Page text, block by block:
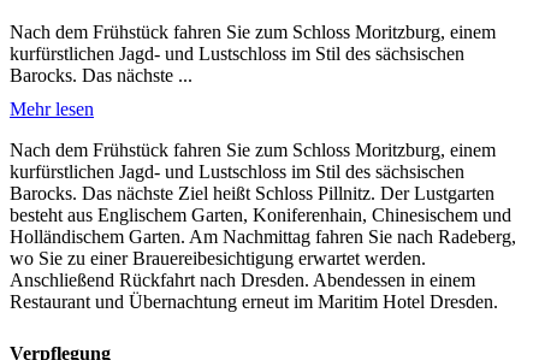
Nach dem Frühstück fahren Sie zum Schloss Moritzburg, einem
kurfürstlichen Jagd- und Lustschloss im Stil des sächsischen
Barocks. Das nächste ...
Mehr lesen
Nach dem Frühstück fahren Sie zum Schloss Moritzburg, einem
kurfürstlichen Jagd- und Lustschloss im Stil des sächsischen
Barocks. Das nächste Ziel heißt Schloss Pillnitz. Der Lustgarten
besteht aus Englischem Garten, Koniferenhain, Chinesischem und
Holländischem Garten. Am Nachmittag fahren Sie nach Radeberg,
wo Sie zu einer Brauereibesichtigung erwartet werden.
Anschließend Rückfahrt nach Dresden. Abendessen in einem
Restaurant und Übernachtung erneut im Maritim Hotel Dresden.
Verpflegung